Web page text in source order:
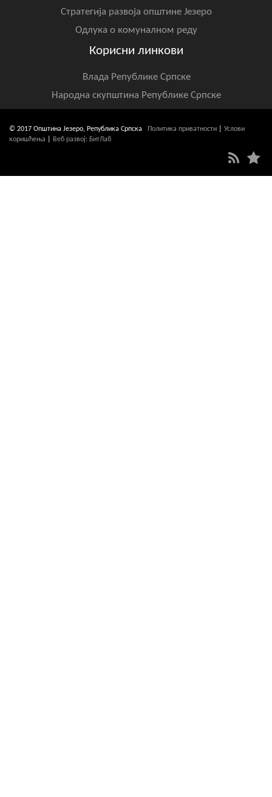
Стратегија развоја општине Језеро
Одлука о комуналном реду
Корисни линкови
Влада Републике Српске
Народна скупштина Републике Српске
© 2017 Општина Језеро, Република Српска Политика приватности
Услови
коришћења
Веб развој: БитЛаб